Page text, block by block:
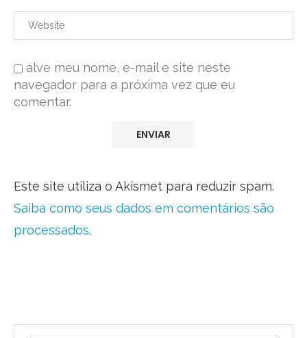
alve meu nome, e-mail e site neste
navegador para a próxima vez que eu
comentar.
Este site utiliza o Akismet para reduzir spam.
Saiba como seus dados em comentários são
processados.